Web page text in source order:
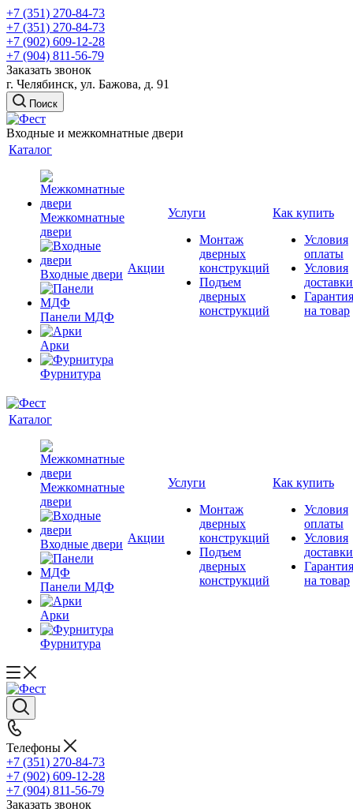
+7 (351) 270-84-73
+7 (351) 270-84-73
+7 (902) 609-12-28
+7 (904) 811-56-79
Заказать звонок
г. Челябинск, ул. Бажова, д. 91
Поиск
Входные и межкомнатные двери
Каталог
Межкомнатные
двери
Входные двери
Панели МДФ
Арки
Фурнитура
Акции
Услуги
Монтаж
дверных
конструкций
Подъем
дверных
конструкций
Как купить
Условия
оплаты
Условия
доставки
Гарантия
на товар
Каталог
Межкомнатные
двери
Входные двери
Панели МДФ
Арки
Фурнитура
Акции
Услуги
Монтаж
дверных
конструкций
Подъем
дверных
конструкций
Как купить
Условия
оплаты
Условия
доставки
Гарантия
на товар
Телефоны
+7 (351) 270-84-73
+7 (902) 609-12-28
+7 (904) 811-56-79
Заказать звонок